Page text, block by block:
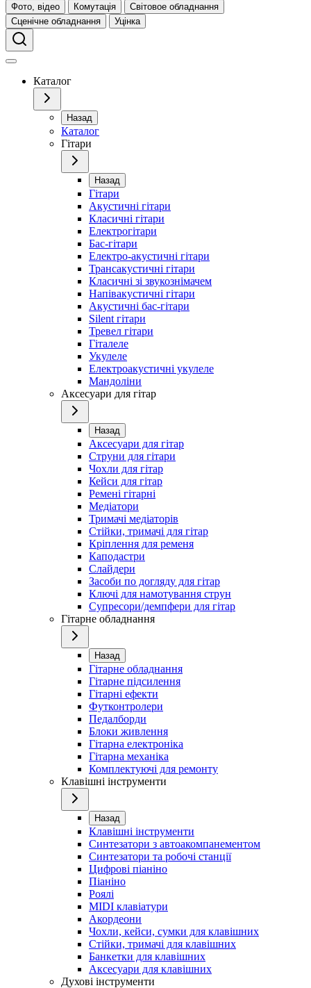
Фото, відео
Комутація
Світовое обладнання
Сценічне обладнання
Уцінка
Каталог
Назад
Каталог
Гітари
Назад
Гітари
Акустичні гітари
Класичні гітари
Електрогітари
Бас-гітари
Електро-акустичні гітари
Трансакустичні гітари
Класичні зі звукознімачем
Напівакустичні гітари
Акустичні бас-гітари
Silent гітари
Тревел гітари
Гіталеле
Укулеле
Електроакустичні укулеле
Мандоліни
Аксесуари для гітар
Назад
Аксесуари для гітар
Струни для гітари
Чохли для гітар
Кейси для гітар
Ремені гітарні
Медіатори
Тримачі медіаторів
Стійки, тримачі для гітар
Кріплення для ременя
Каподастри
Слайдери
Засоби по догляду для гітар
Ключі для намотування струн
Супресори/демпфери для гітар
Гітарне обладнання
Назад
Гітарне обладнання
Гітарне підсилення
Гітарні ефекти
Футконтролери
Педалборди
Блоки живлення
Гітарна електроніка
Гітарна механіка
Комплектуючі для ремонту
Клавішні інструменти
Назад
Клавішні інструменти
Синтезатори з автоакомпанементом
Синтезатори та робочі станції
Цифрові піаніно
Піаніно
Роялі
MIDI клавіатури
Акордеони
Чохли, кейси, сумки для клавішних
Стійки, тримачі для клавішних
Банкетки для клавішних
Аксесуари для клавішних
Духові інструменти